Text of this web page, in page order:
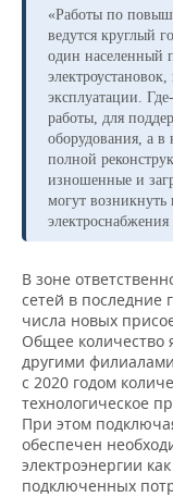
ФИГУРНОЕ
ВОДНЫЕ ВИДЫ
ХОККЕЙ С
МЕДИЦИНА
ОБРАЗОВАНИЕ
ПРОИСШЕСТВИЯ
«Работы по
ведутся круглый
один населенный
эксплуатации.
работы, для
оборудования, а в
полной
изношенные и
могут
электроснабжения
В зоне
сетей в последние
числа новых
Общее количество
другими
с 2020 годом
технологическое
При этом
обеспечен
электроэнергии
подключенных